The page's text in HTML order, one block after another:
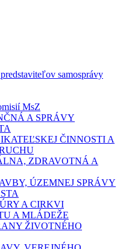
samosprávy
MsZ
A SPRÁVY
ČINNOSTI A
ZDRAVOTNÁ A
ÚZEMNEJ SPRÁVY
A CIRKVI
A MLÁDEŽE
ŽIVOTNÉHO